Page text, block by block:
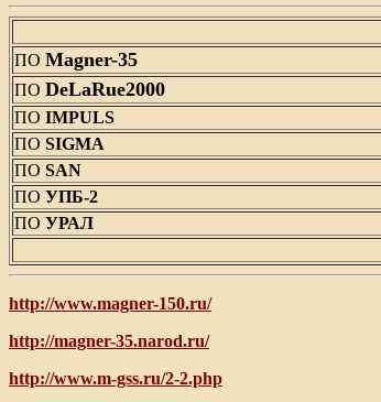
ПО Magner-35
ПО DeLaRue2000
ПО IMPULS
ПО SIGMA
ПО SAN
ПО УПБ-2
ПО УРАЛ
http://www.magner-150.ru/
http://magner-35.narod.ru/
http://www.m-gss.ru/2-2.php